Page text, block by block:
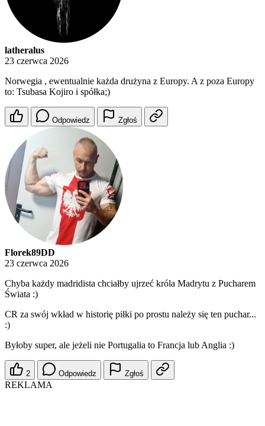
latheralus
23 czerwca 2026
Norwegia , ewentualnie każda drużyna z Europy. A z poza Europy
to: Tsubasa Kojiro i spółka;)
Odpowiedz Zgłoś
Florek89DD
23 czerwca 2026
Chyba każdy madridista chciałby ujrzeć króla Madrytu z Pucharem
Świata :)
CR za swój wkład w historię piłki po prostu należy się ten puchar...
:)
Byłoby super, ale jeżeli nie Portugalia to Francja lub Anglia :)
2 Odpowiedz Zgłoś
REKLAMA